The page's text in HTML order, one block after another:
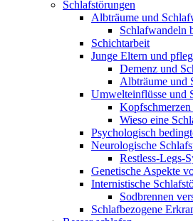
Schlafstörungen
Albträume und
Schlafwandeln
Schichtarbeit
Junge Eltern und
Demenz und
Albträume und
Umwelteinflüsse und
Wieso eine
Psychologisch
Neurologische
Restless-Legs-
Genetische Aspekte
Internistische
Sodbrennen
Schlafbezogene